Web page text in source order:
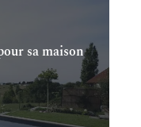
sa maison